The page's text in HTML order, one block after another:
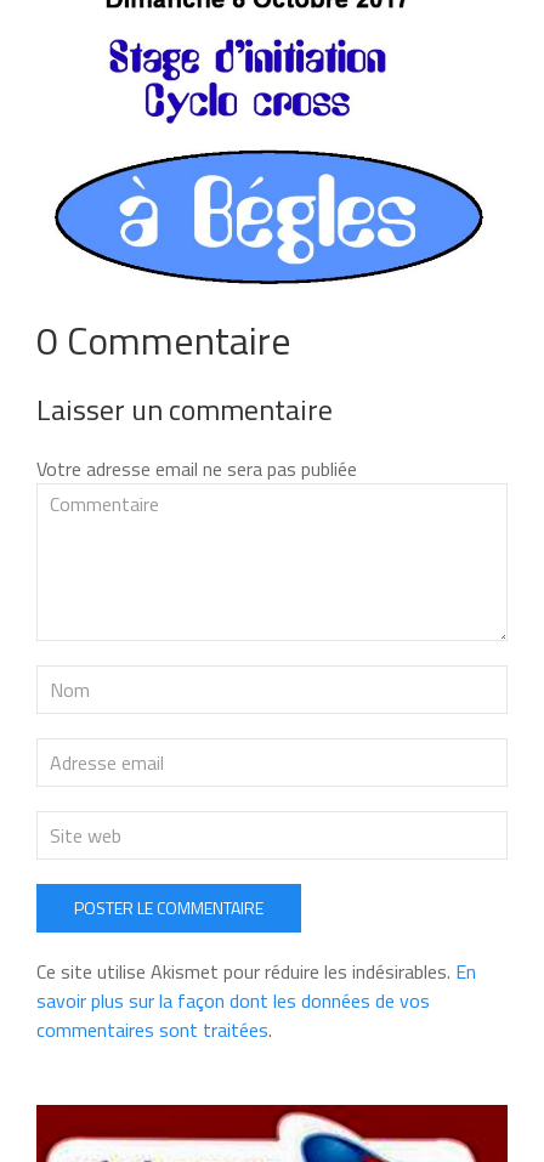
0 Commentaire
Laisser un commentaire
Votre adresse email ne sera pas publiée
POSTER LE COMMENTAIRE
Ce site utilise Akismet pour réduire les indésirables. En
savoir plus sur la façon dont les données de vos
commentaires sont traitées.